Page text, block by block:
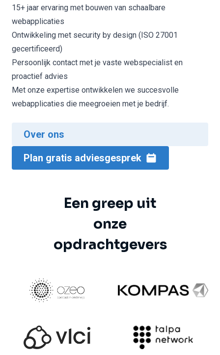
15+ jaar ervaring met bouwen van schaalbare
webapplicaties
Ontwikkeling met security by design (ISO 27001
gecertificeerd)
Persoonlijk contact met je vaste webspecialist en
proactief advies
Met onze expertise ontwikkelen we succesvolle
webapplicaties die meegroeien met je bedrijf.
Over ons
Plan gratis adviesgesprek
Een greep uit
onze
opdrachtgevers